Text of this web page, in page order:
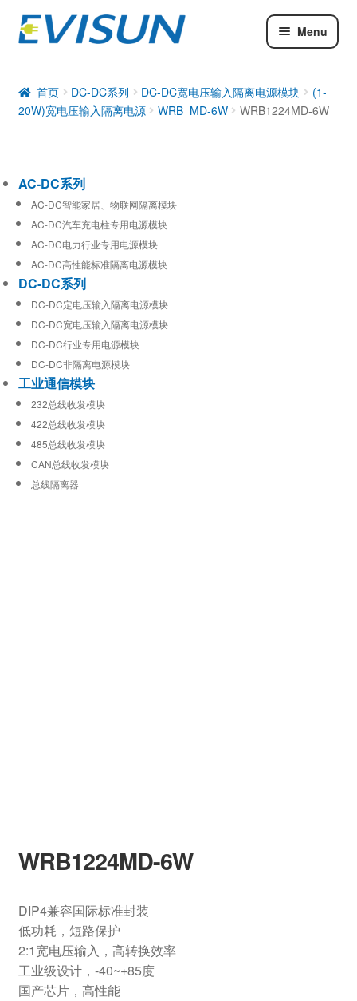
Menu
DC-DC系列
工业通信模块
首页 DC-DC系列 DC-DC宽电压输入隔离电源模块
(1-
20W)宽电压输入隔离电源
WRB_MD-6W WRB1224MD-6W
WRB1224MD-6W
DIP4兼容国际标准封装
低功耗，短路保护
2:1宽电压输入，高转换效率
工业级设计，-40~+85度
国产芯片，高性能
AC-DC系列
AC-DC智能家居、物联网隔离模块
AC-DC汽车充电柱专用电源模块
AC-DC电力行业专用电源模块
AC-DC高性能标准隔离电源模块
DC-DC系列
DC-DC定电压输入隔离电源模块
DC-DC宽电压输入隔离电源模块
DC-DC行业专用电源模块
DC-DC非隔离电源模块
工业通信模块
232总线收发模块
422总线收发模块
485总线收发模块
CAN总线收发模块
总线隔离器